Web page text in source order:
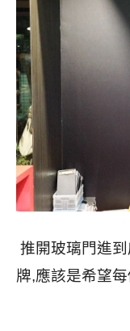
推開玻璃門進
牌,應該是希望